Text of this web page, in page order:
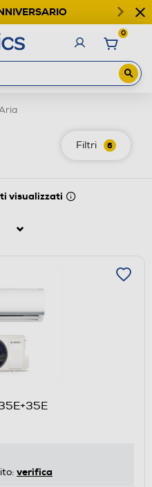
0
Filtri 6
visualizzati
verifica